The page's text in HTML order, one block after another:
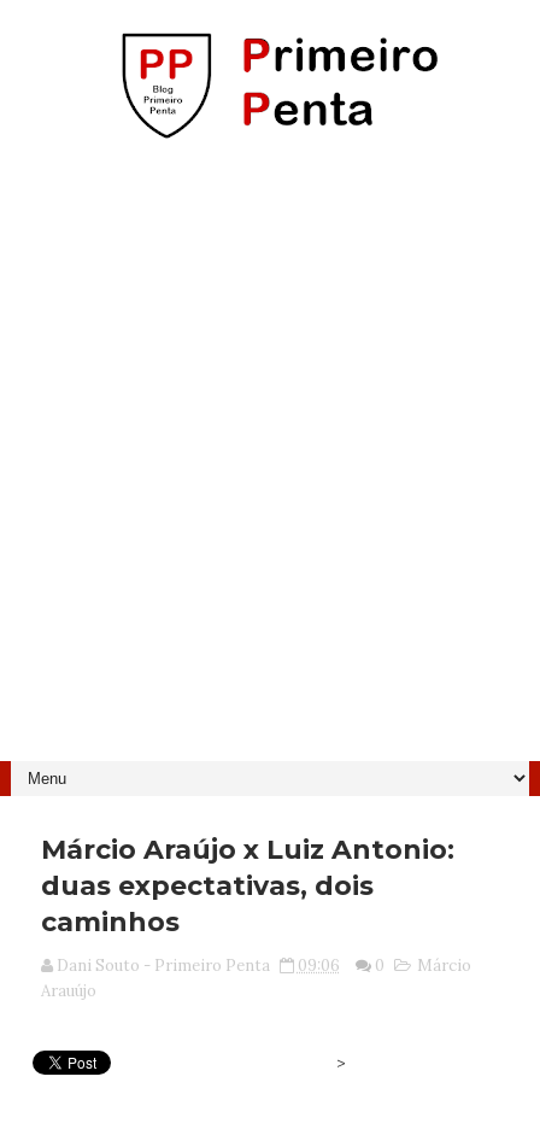
Márcio Araújo x Luiz Antonio:
duas expectativas, dois
caminhos
Dani Souto - Primeiro Penta 09:06 0
Márcio
Arauújo
>